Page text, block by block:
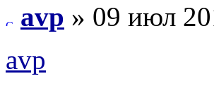
avp » 09 июл
avp